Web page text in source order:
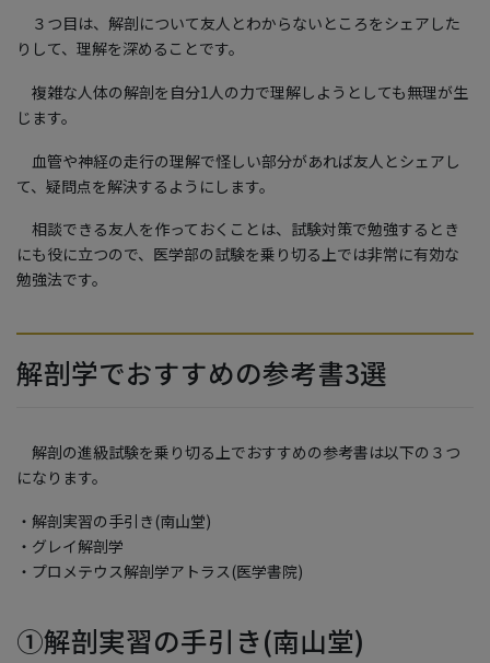
３つ目は、解剖について友人とわからないところをシェアした
りして、理解を深めることです。
複雑な人体の解剖を自分1人の力で理解しようとしても無理が生
じます。
血管や神経の走行の理解で怪しい部分があれば友人とシェアし
て、疑問点を解決するようにします。
相談できる友人を作っておくことは、試験対策で勉強するとき
にも役に立つので、医学部の試験を乗り切る上では非常に有効な
勉強法です。
解剖学でおすすめの参考書3選
解剖の進級試験を乗り切る上でおすすめの参考書は以下の３つ
になります。
・解剖実習の手引き(南山堂)
・グレイ解剖学
・プロメテウス解剖学アトラス(医学書院)
①解剖実習の手引き(南山堂)